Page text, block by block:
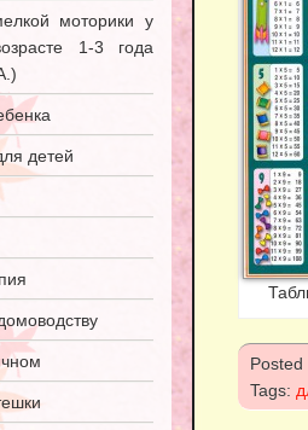
Tags:
моторики у
1-3 года
детей